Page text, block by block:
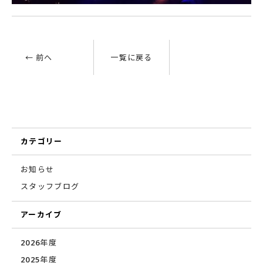
← 前へ 一覧に戻る
カテゴリー
お知らせ
スタッフブログ
アーカイブ
2026年度
2025年度